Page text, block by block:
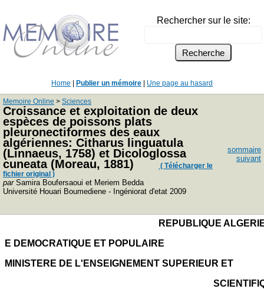
Rechercher sur le site:
Home Publier un mémoire Une page au hasard
Memoire Online > Sciences
Croissance et exploitation de deux
espèces de poissons plats
pleuronectiformes des eaux
algériennes: Citharus linguatula
(Linnaeus, 1758) et Dicologlossa
cuneata (Moreau, 1881)
( Télécharger le
fichier original )
parSamira Boufersaoui et Meriem Bedda
Université Houari Boumediene - Ingéniorat d'etat 2009
sommaire
suivant
REPUBLIQUE
E DEMOCRATIQUE ET POPULAIRE
MINISTERE DE L'ENSEIGNEMENT SUPERIEUR ET